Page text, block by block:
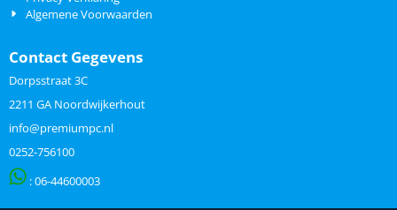
Algemene Voorwaarden
Contact Gegevens
Dorpsstraat 3C
2211 GA Noordwijkerhout
info@premiumpc.nl
0252-756100
: 06-44600003